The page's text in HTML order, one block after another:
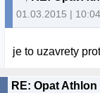
01.03.2015 | 10:04
je to uzavrety
RE: Opat